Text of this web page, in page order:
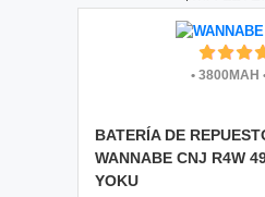
• 3800MAH
BATERÍA DE
WANNABE CNJ R4W
YOKU